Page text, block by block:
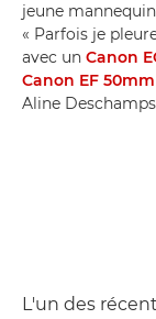
jeune
« Parfois je
avec un Canon
Canon EF 50mm
Aline Deschamps
L'un des